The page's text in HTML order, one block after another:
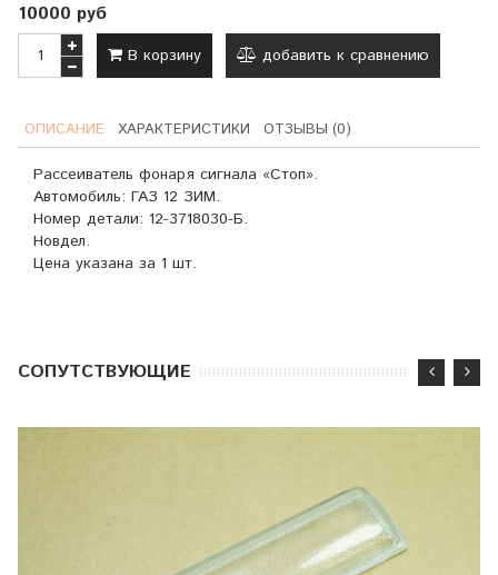
10000 руб
В корзину добавить к сравнению
ОПИСАНИЕ ХАРАКТЕРИСТИКИ ОТЗЫВЫ (0)
Рассеиватель фонаря сигнала «Стоп».
Автомобиль: ГАЗ 12 ЗИМ.
Номер детали: 12-3718030-Б.
Новдел.
Цена указана за 1 шт.
CОПУТСТВУЮЩИЕ